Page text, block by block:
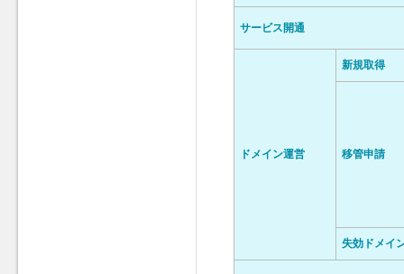
サービス開通
ドメイン運営
新規取得
移管申請
失効ドメイ